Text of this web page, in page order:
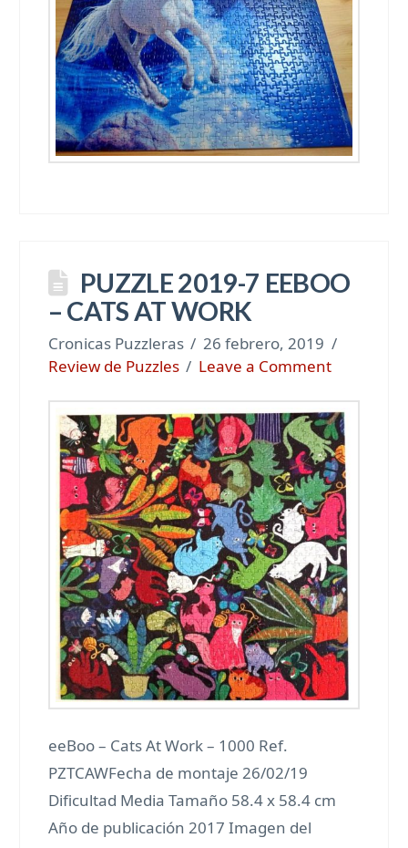
PUZZLE 2019-7 EEBOO
– CATS AT WORK
Cronicas Puzzleras
26 febrero, 2019
Review de Puzzles
Leave a Comment
eeBoo – Cats At Work – 1000 Ref.
PZTCAWFecha de montaje 26/02/19
Dificultad Media Tamaño 58.4 x 58.4 cm
Año de publicación 2017 Imagen del